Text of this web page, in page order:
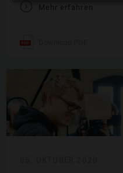
V Mehr erfahren